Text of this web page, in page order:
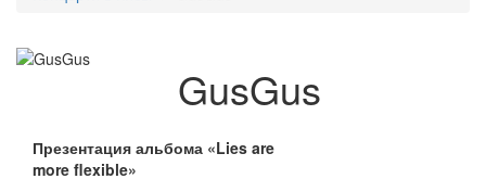
GusGus
Презентация альбома «Lies are
more flexible»